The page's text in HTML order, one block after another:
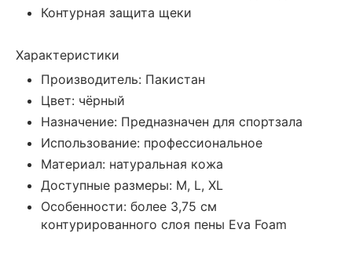
Контурная защита щеки
Характеристики
Производитель: Пакистан
Цвет: чёрный
Назначение: Предназначен для спортзала
Использование: профессиональное
Материал: натуральная кожа
Доступные размеры: M, L, XL
Особенности: более 3,75 см
контурированного слоя пены Eva Foam